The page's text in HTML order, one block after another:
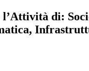
di: